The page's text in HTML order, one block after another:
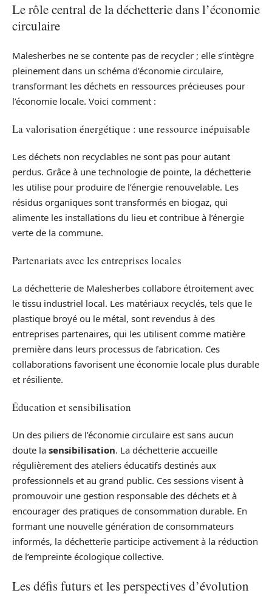
Le rôle central de la déchetterie dans l’économie
circulaire
Malesherbes ne se contente pas de recycler ; elle s’intègre
pleinement dans un schéma d’économie circulaire,
transformant les déchets en ressources précieuses pour
l’économie locale. Voici comment :
La valorisation énergétique : une ressource inépuisable
Les déchets non recyclables ne sont pas pour autant
perdus. Grâce à une technologie de pointe, la déchetterie
les utilise pour produire de l’énergie renouvelable. Les
résidus organiques sont transformés en biogaz, qui
alimente les installations du lieu et contribue à l’énergie
verte de la commune.
Partenariats avec les entreprises locales
La déchetterie de Malesherbes collabore étroitement avec
le tissu industriel local. Les matériaux recyclés, tels que le
plastique broyé ou le métal, sont revendus à des
entreprises partenaires, qui les utilisent comme matière
première dans leurs processus de fabrication. Ces
collaborations favorisent une économie locale plus durable
et résiliente.
Éducation et sensibilisation
Un des piliers de l’économie circulaire est sans aucun
doute la sensibilisation. La déchetterie accueille
régulièrement des ateliers éducatifs destinés aux
professionnels et au grand public. Ces sessions visent à
promouvoir une gestion responsable des déchets et à
encourager des pratiques de consommation durable. En
formant une nouvelle génération de consommateurs
informés, la déchetterie participe activement à la réduction
de l’empreinte écologique collective.
Les défis futurs et les perspectives d’évolution